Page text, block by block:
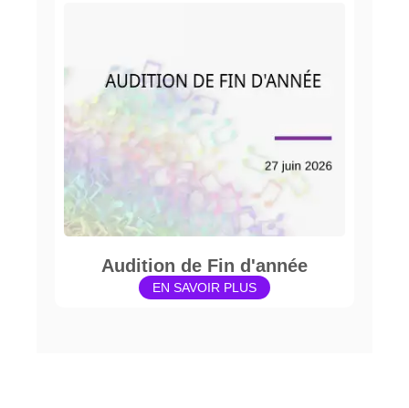
Audition de Fin d'année
EN SAVOIR PLUS